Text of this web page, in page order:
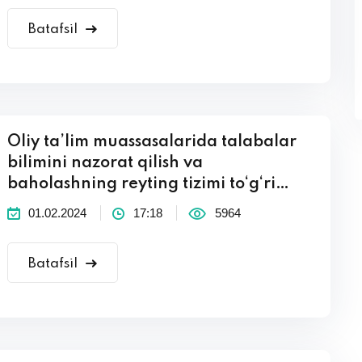
Batafsil
Oliy ta’lim muassasalarida talabalar
bilimini nazorat qilish va
baholashning reyting tizimi to‘g‘ri…
01.02.2024 17:18 5964
Batafsil